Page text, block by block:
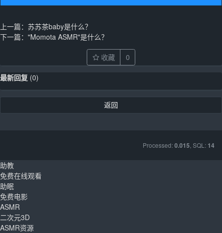
上一篇： 苏苏茶baby是什么？
下一篇： "Momota ASMR"是什么？
收藏 0
最新回复 (0)
返回
Processed:0.015 , SQL: 14
助教
免费在线观看
助眠
免费电影
ASMR
二次元3D
ASMR资源